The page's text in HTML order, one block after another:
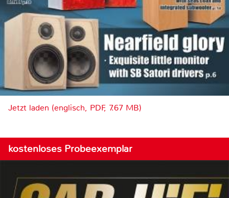
Jetzt laden (englisch, PDF, 7.67 MB)
kostenloses Probeexemplar